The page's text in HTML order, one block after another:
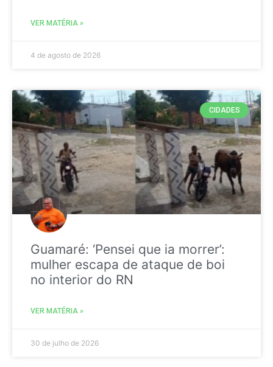
VER MATÉRIA »
4 de agosto de 2026
CIDADES
Guamaré: ‘Pensei que ia morrer’:
mulher escapa de ataque de boi
no interior do RN
VER MATÉRIA »
30 de julho de 2026